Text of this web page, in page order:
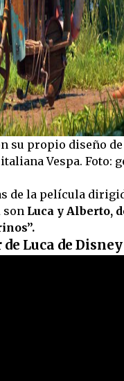
su propio diseño
Vespa. Foto:
de la película
son Luca y Alberto,
Luca de